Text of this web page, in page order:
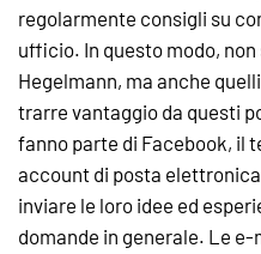
regolarmente consigli su
ufficio. In questo modo,
Hegelmann, ma anche
trarre vantaggio da questi
fanno parte di Facebook, il
account di posta
inviare le loro idee ed
domande in generale. Le